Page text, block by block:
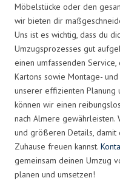
Möbelstücke oder den
wir bieten dir
Uns ist es wichtig, dass du
Umzugsprozesses gut
einen umfassenden
Kartons sowie Montage-
unserer effizienten Planung
können wir einen
nach Almere gewährleisten.
und größeren Details, damit
Zuhause freuen kannst.
gemeinsam deinen Umzug
planen und umsetzen!